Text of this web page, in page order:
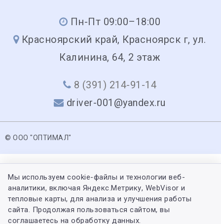
Пн-Пт 09:00–18:00
Красноярский край, Красноярск г, ул.
Калинина, 64, 2 этаж
8 (391) 214-91-14
driver-001@yandex.ru
© ООО "ОПТИМАЛ"
Мы используем cookie-файлы и технологии веб-
аналитики, включая Яндекс.Метрику, WebVisor и
тепловые карты, для анализа и улучшения работы
сайта. Продолжая пользоваться сайтом, вы
соглашаетесь на обработку данных.